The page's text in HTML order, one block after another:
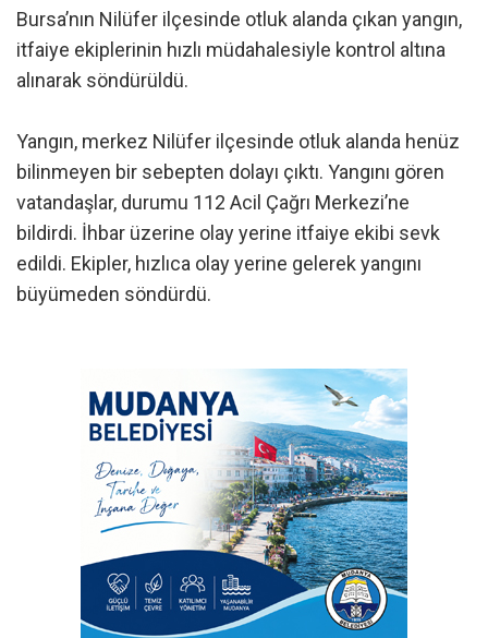
Bursa’nın Nilüfer ilçesinde otluk alanda çıkan yangın,
itfaiye ekiplerinin hızlı müdahalesiyle kontrol altına
alınarak söndürüldü.
Yangın, merkez Nilüfer ilçesinde otluk alanda henüz
bilinmeyen bir sebepten dolayı çıktı. Yangını gören
vatandaşlar, durumu 112 Acil Çağrı Merkezi’ne
bildirdi. İhbar üzerine olay yerine itfaiye ekibi sevk
edildi. Ekipler, hızlıca olay yerine gelerek yangını
büyümeden söndürdü.